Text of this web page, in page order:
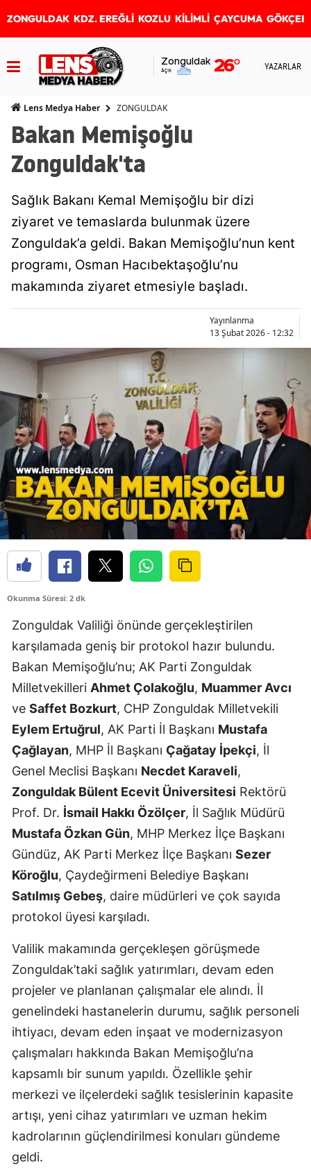
ZONGULDAK KDZ. EREĞLİ KOZLU KİLİMLİ ÇAYCUMA
Zonguldak
Açık 26° YAZARLAR
Lens Medya Haber ZONGULDAK
Bakan Memişoğlu
Zonguldak'ta
Sağlık Bakanı Kemal Memişoğlu bir dizi
ziyaret ve temaslarda bulunmak üzere
Zonguldak’a geldi. Bakan Memişoğlu’nun kent
programı, Osman Hacıbektaşoğlu’nu
makamında ziyaret etmesiyle başladı.
Yayınlanma
13 Şubat 2026 - 12:32
Okunma Süresi: 2 dk
Zonguldak Valiliği önünde gerçekleştirilen
karşılamada geniş bir protokol hazır bulundu.
Bakan Memişoğlu’nu; AK Parti Zonguldak
Milletvekilleri Ahmet Çolakoğlu, Muammer Avcı
ve Saffet Bozkurt, CHP Zonguldak Milletvekili
Eylem Ertuğrul, AK Parti İl Başkanı Mustafa
Çağlayan, MHP İl Başkanı Çağatay İpekçi, İl
Genel Meclisi Başkanı Necdet Karaveli,
Zonguldak Bülent Ecevit Üniversitesi Rektörü
Prof. Dr. İsmail Hakkı Özölçer, İl Sağlık Müdürü
Mustafa Özkan Gün, MHP Merkez İlçe Başkanı
Gündüz, AK Parti Merkez İlçe Başkanı Sezer
Köroğlu, Çaydeğirmeni Belediye Başkanı
Satılmış Gebeş, daire müdürleri ve çok sayıda
protokol üyesi karşıladı.
Valilik makamında gerçekleşen görüşmede
Zonguldak’taki sağlık yatırımları, devam eden
projeler ve planlanan çalışmalar ele alındı. İl
genelindeki hastanelerin durumu, sağlık personeli
ihtiyacı, devam eden inşaat ve modernizasyon
çalışmaları hakkında Bakan Memişoğlu’na
kapsamlı bir sunum yapıldı. Özellikle şehir
merkezi ve ilçelerdeki sağlık tesislerinin kapasite
artışı, yeni cihaz yatırımları ve uzman hekim
kadrolarının güçlendirilmesi konuları gündeme
geldi.